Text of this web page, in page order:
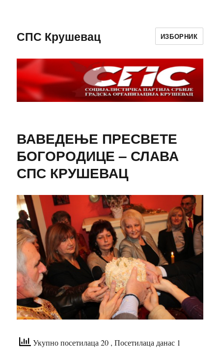
СПС Крушевац ИЗБОРНИК
ВАВЕДЕЊЕ ПРЕСВЕТЕ
БОГОРОДИЦЕ – СЛАВА
СПС КРУШЕВАЦ
Укупно посетилаца 20 , Посетилаца данас 1